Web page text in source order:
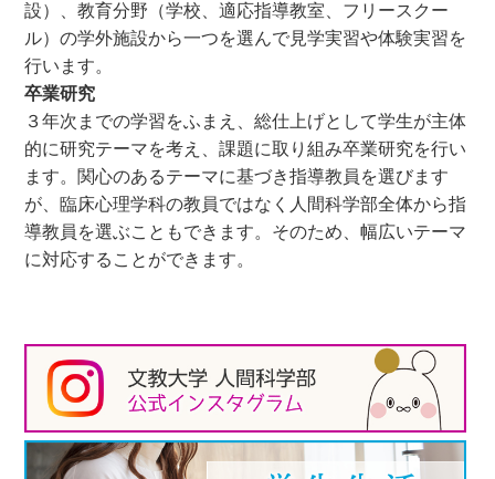
設）、教育分野（学校、適応指導教室、フリースクー
ル）の学外施設から一つを選んで見学実習や体験実習を
行います。
卒業研究
３年次までの学習をふまえ、総仕上げとして学生が主体
的に研究テーマを考え、課題に取り組み卒業研究を行い
ます。関心のあるテーマに基づき指導教員を選びます
が、臨床心理学科の教員ではなく人間科学部全体から指
導教員を選ぶこともできます。そのため、幅広いテーマ
に対応することができます。